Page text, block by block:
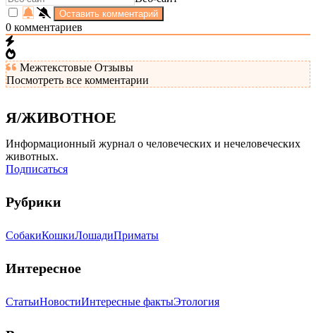
0 комментариев
Межтекстовые Отзывы
Посмотреть все комментарии
Я/ЖИВОТНОЕ
Информационный журнал о человеческих и нечеловеческих
животных.
Подписаться
Рубрики
СобакиКошкиЛошадиПриматы
Интересное
СтатьиНовостиИнтересные фактыЭтология